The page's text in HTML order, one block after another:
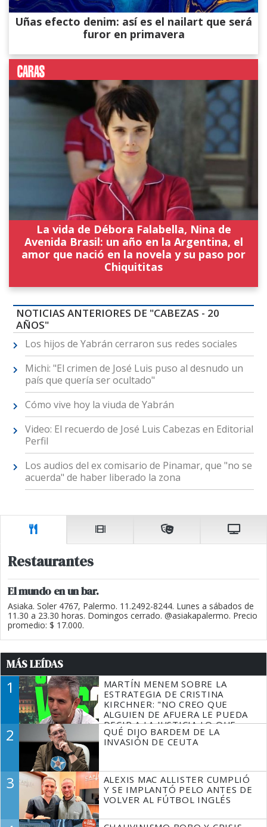
Uñas efecto denim: así es el nailart que será
furor en primavera
La vida de Débora Falabella, Nina de
Avenida Brasil: un año en la Argentina, el
amor que nació en la novela y su paso por
Chiquititas
NOTICIAS ANTERIORES DE "CABEZAS - 20
AÑOS"
Los hijos de Yabrán cerraron sus redes sociales
Michi: "El crimen de José Luis puso al desnudo un
país que quería ser ocultado"
Cómo vive hoy la viuda de Yabrán
Video: El recuerdo de José Luis Cabezas en Editorial
Perfil
Los audios del ex comisario de Pinamar, que "no se
acuerda" de haber liberado la zona
Restaurantes
El mundo en un bar.
Asiaka. Soler 4767, Palermo. 11.2492-8244. Lunes a sábados de
11.30 a 23.30 horas. Domingos cerrado. @asiakapalermo. Precio
promedio: $ 17.000.
MÁS LEÍDAS
1
MARTÍN MENEM SOBRE LA
ESTRATEGIA DE CRISTINA
KIRCHNER: "NO CREO QUE
ALGUIEN DE AFUERA LE PUEDA
DECIR A LA JUSTICIA LO QUE
TIENE QUE HACER"
2
QUÉ DIJO BARDEM DE LA
INVASIÓN DE CEUTA
3
ALEXIS MAC ALLISTER CUMPLIÓ
Y SE IMPLANTÓ PELO ANTES DE
VOLVER AL FÚTBOL INGLÉS